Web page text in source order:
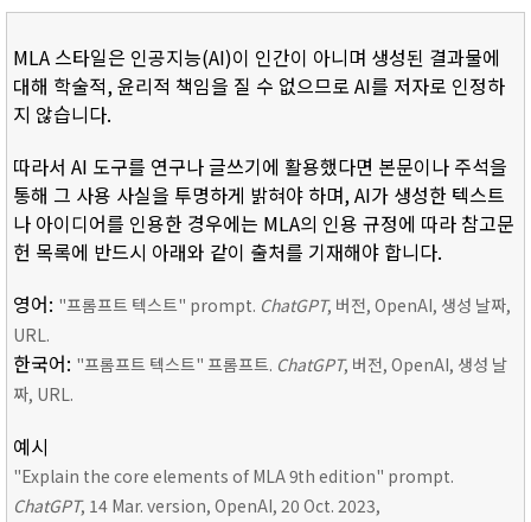
MLA 스타일은 인공지능(AI)이 인간이 아니며 생성된 결과물에
대해 학술적, 윤리적 책임을 질 수 없으므로 AI를 저자로 인정하
지 않습니다.
따라서 AI 도구를 연구나 글쓰기에 활용했다면 본문이나 주석을
통해 그 사용 사실을 투명하게 밝혀야 하며, AI가 생성한 텍스트
나 아이디어를 인용한 경우에는 MLA의 인용 규정에 따라 참고문
헌 목록에 반드시 아래와 같이 출처를 기재해야 합니다.
영어: "프롬프트 텍스트" prompt. ChatGPT, 버전, OpenAI, 생성 날짜,
URL.
한국어: "프롬프트 텍스트" 프롬프트. ChatGPT, 버전, OpenAI, 생성 날
짜, URL.
예시
"Explain the core elements of MLA 9th edition" prompt.
ChatGPT, 14 Mar. version, OpenAI, 20 Oct. 2023,